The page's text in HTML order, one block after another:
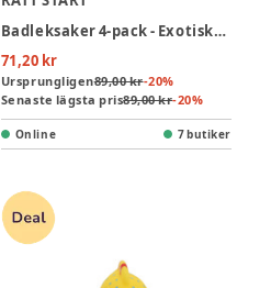
Badleksaker 4-pack - Exotiska Djur
71,20 kr
Ursprungligen89,00 kr-20%
Senaste lägsta pris89,00 kr-20%
Online 7 butiker